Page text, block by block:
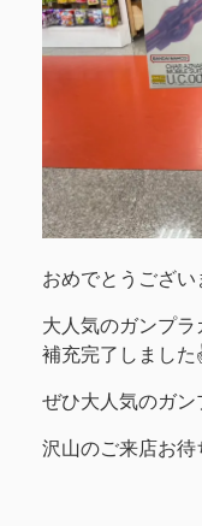
おめでとうござい
大人気のガンプラ
補充完了しまし
ぜひ大人気のガ
沢山のご来店お